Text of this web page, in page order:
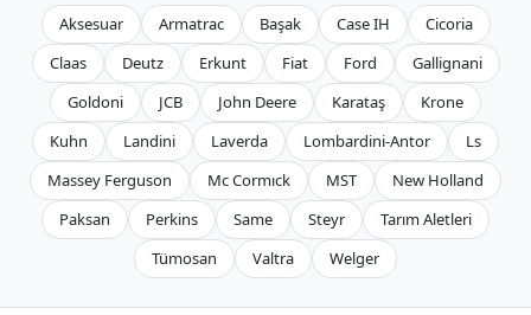
Aksesuar Armatrac Başak Case IH
Cicoria
Claas
Deutz Erkunt Fiat Ford
Gallignani
Goldoni
JCB John Deere Karataş
Krone
Kuhn
Landini Laverda Lombardini-Antor
Ls
Massey Ferguson
Mc Cormıck MST
New Holland
Paksan
Perkins Same Steyr
Tarım Aletleri
Tümosan
Valtra Welger